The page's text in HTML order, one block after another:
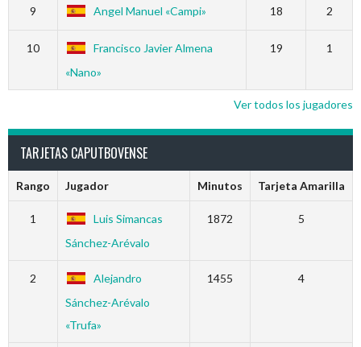
9 Angel Manuel «Campi» 18 2
10
Francisco Javier Almena
«Nano»
19 1
Ver todos los jugadores
TARJETAS CAPUTBOVENSE
Rango Jugador Minutos Tarjeta Amarilla
1
Luis Simancas
Sánchez-Arévalo
1872 5
2
Alejandro
Sánchez-Arévalo
«Trufa»
1455 4